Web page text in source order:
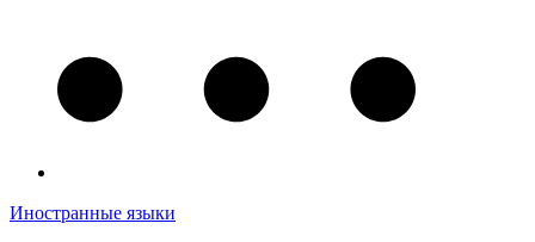
Иностранные языки